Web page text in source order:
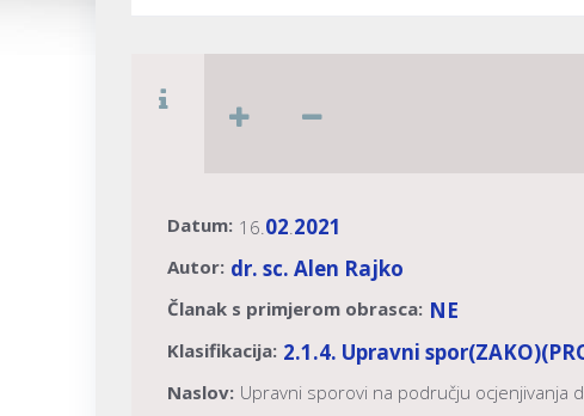
Datum: 16.02.2021
Autor: dr. sc. Alen Rajko
Članak s primjerom obrasca: NE
Klasifikacija: 2.1.4. Upravni spor(ZAKO)
Naslov: Upravni sporovi na području ocjenjivanja